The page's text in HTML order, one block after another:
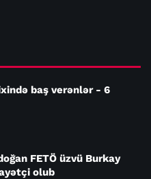
baş verənlər - 6
FETÖ üzvü Burkay
olub